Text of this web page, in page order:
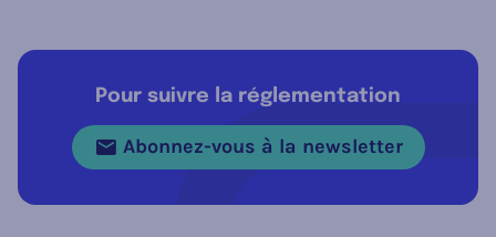
Pour suivre la réglementation
Abonnez-vous à la newsletter